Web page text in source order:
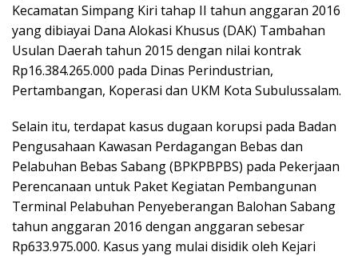
Kecamatan Simpang Kiri tahap II tahun anggaran 2016
yang dibiayai Dana Alokasi Khusus (DAK) Tambahan
Usulan Daerah tahun 2015 dengan nilai kontrak
Rp16.384.265.000 pada Dinas Perindustrian,
Pertambangan, Koperasi dan UKM Kota Subulussalam.
Selain itu, terdapat kasus dugaan korupsi pada Badan
Pengusahaan Kawasan Perdagangan Bebas dan
Pelabuhan Bebas Sabang (BPKPBPBS) pada Pekerjaan
Perencanaan untuk Paket Kegiatan Pembangunan
Terminal Pelabuhan Penyeberangan Balohan Sabang
tahun anggaran 2016 dengan anggaran sebesar
Rp633.975.000. Kasus yang mulai disidik oleh Kejari